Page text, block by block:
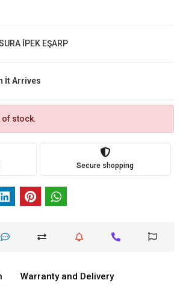
İPEK EŞARP
İt Arrives
stock.
Secure shopping
Warranty and Delivery